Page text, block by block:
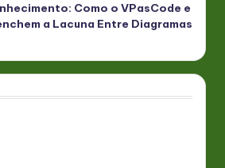
Como o VPasCode e
a Lacuna Entre Diagramas